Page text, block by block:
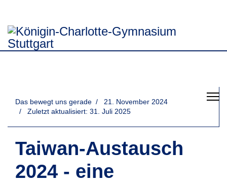
Das bewegt uns gerade
21. November 2024
Zuletzt aktualisiert: 31. Juli 2025
Taiwan-Austausch
2024 - eine